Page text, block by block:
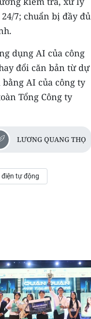
7; chuẩn bị đầy đủ
dụng AI của công
đổi căn bản từ dự
AI của công ty
Tổng Công ty
LƯƠNG QUANG THỌ
tự động